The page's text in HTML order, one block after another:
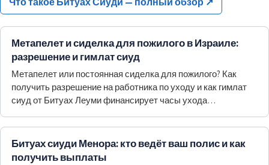
Метапелет и сиделка для пожилого в Израиле:
разрешение и гимлат сиуд
Метапелет или постоянная сиделка для пожилого? Как
получить разрешение на работника по уходу и как гимлат
сиуд от Битуах Леуми финансирует часы ухода…
Битуах сиуди Менора: кто ведёт ваш полис и как
получить выплаты